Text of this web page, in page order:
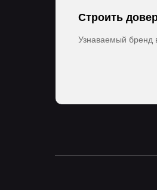
Узнаваемый бренд
Строить